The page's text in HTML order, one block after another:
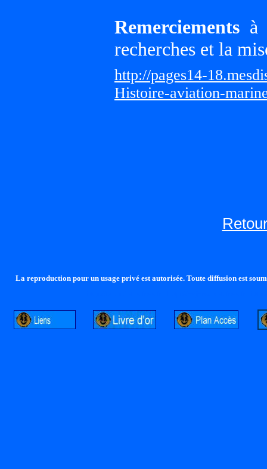
Remerciements à
recherches et la
http://pages14-
Histoire-aviation-
La reproduction pour un usage privé est autorisée. Toute diffusion est